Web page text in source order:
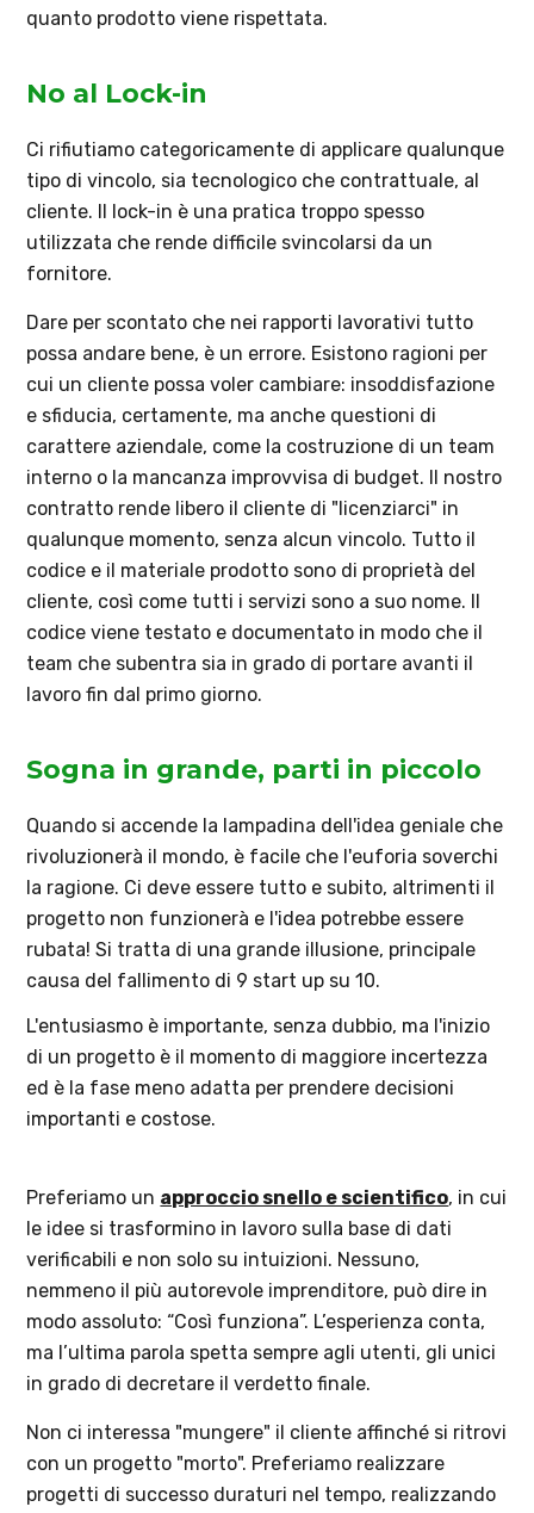
quanto prodotto viene rispettata.
No al Lock-in
Ci rifiutiamo categoricamente di applicare qualunque
tipo di vincolo, sia tecnologico che contrattuale, al
cliente. Il lock-in è una pratica troppo spesso
utilizzata che rende difficile svincolarsi da un
fornitore.
Dare per scontato che nei rapporti lavorativi tutto
possa andare bene, è un errore. Esistono ragioni per
cui un cliente possa voler cambiare: insoddisfazione
e sfiducia, certamente, ma anche questioni di
carattere aziendale, come la costruzione di un team
interno o la mancanza improvvisa di budget. Il nostro
contratto rende libero il cliente di "licenziarci" in
qualunque momento, senza alcun vincolo. Tutto il
codice e il materiale prodotto sono di proprietà del
cliente, così come tutti i servizi sono a suo nome. Il
codice viene testato e documentato in modo che il
team che subentra sia in grado di portare avanti il
lavoro fin dal primo giorno.
Sogna in grande, parti in piccolo
Quando si accende la lampadina dell'idea geniale che
rivoluzionerà il mondo, è facile che l'euforia soverchi
la ragione. Ci deve essere tutto e subito, altrimenti il
progetto non funzionerà e l'idea potrebbe essere
rubata! Si tratta di una grande illusione, principale
causa del fallimento di 9 start up su 10.
L'entusiasmo è importante, senza dubbio, ma l'inizio
di un progetto è il momento di maggiore incertezza
ed è la fase meno adatta per prendere decisioni
importanti e costose.
Preferiamo un approccio snello e scientifico, in cui
le idee si trasformino in lavoro sulla base di dati
verificabili e non solo su intuizioni. Nessuno,
nemmeno il più autorevole imprenditore, può dire in
modo assoluto: “Così funziona”. L’esperienza conta,
ma l’ultima parola spetta sempre agli utenti, gli unici
in grado di decretare il verdetto finale.
Non ci interessa "mungere" il cliente affinché si ritrovi
con un progetto "morto". Preferiamo realizzare
progetti di successo duraturi nel tempo, realizzando